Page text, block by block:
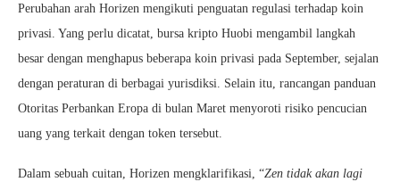
Perubahan arah Horizen mengikuti penguatan regulasi terhadap koin
privasi. Yang perlu dicatat, bursa kripto Huobi mengambil langkah
besar dengan menghapus beberapa koin privasi pada September, sejalan
dengan peraturan di berbagai yurisdiksi. Selain itu, rancangan panduan
Otoritas Perbankan Eropa di bulan Maret menyoroti risiko pencucian
uang yang terkait dengan token tersebut.
Dalam sebuah cuitan, Horizen mengklarifikasi, “Zen tidak akan lagi